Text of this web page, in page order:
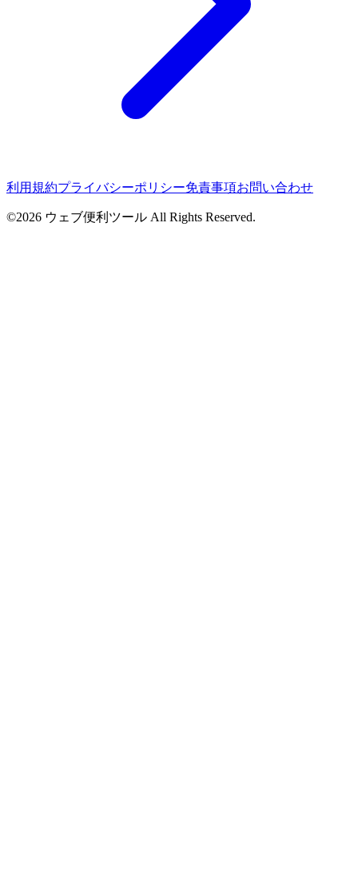
利用規約プライバシーポリシー免責事項お問い合わせ
©2026 ウェブ便利ツール All Rights Reserved.